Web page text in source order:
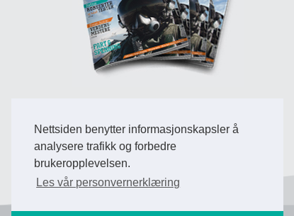
Nettsiden benytter informasjonskapsler å
analysere trafikk og forbedre
brukeropplevelsen.
Les vår personvernerklæring
Back to Top